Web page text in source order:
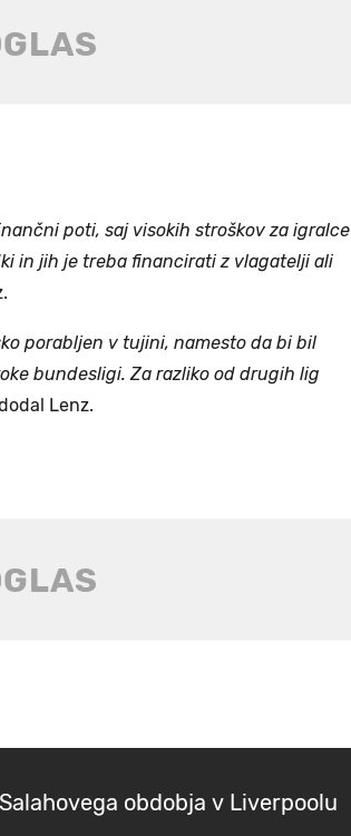
poti, saj visokih stroškov za igralce
in jih je treba financirati z vlagatelji ali
porabljen v tujini, namesto da bi bil
bundesligi. Za razliko od drugih lig
Lenz.
obdobja v Liverpoolu